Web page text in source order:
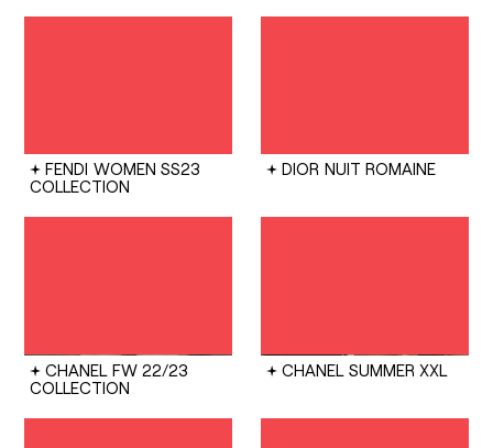
FENDI WOMEN SS23
COLLECTION
DIOR NUIT ROMAINE
CHANEL FW 22/23
COLLECTION
CHANEL SUMMER XXL